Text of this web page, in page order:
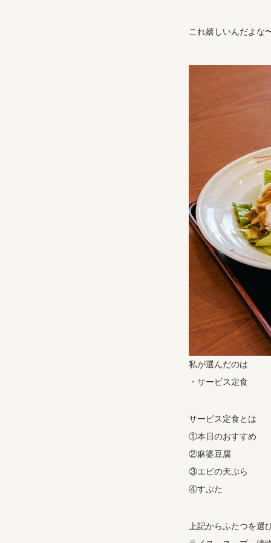
これ嬉しいんだよな
私が選んだのは
・サービス定食
サービス定食とは
①本日のおすすめ
②麻婆豆腐
③エビの天ぷら
④すぶた
上記からふたつを選